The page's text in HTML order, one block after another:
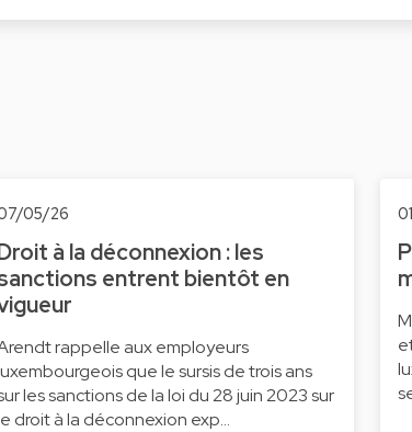
05/26
à la déconnexion : les
entrent bientôt en
rappelle aux employeurs
que le sursis de trois ans
les sanctions de la loi du 28 juin 2023 sur
droit à la déconnexion exp…